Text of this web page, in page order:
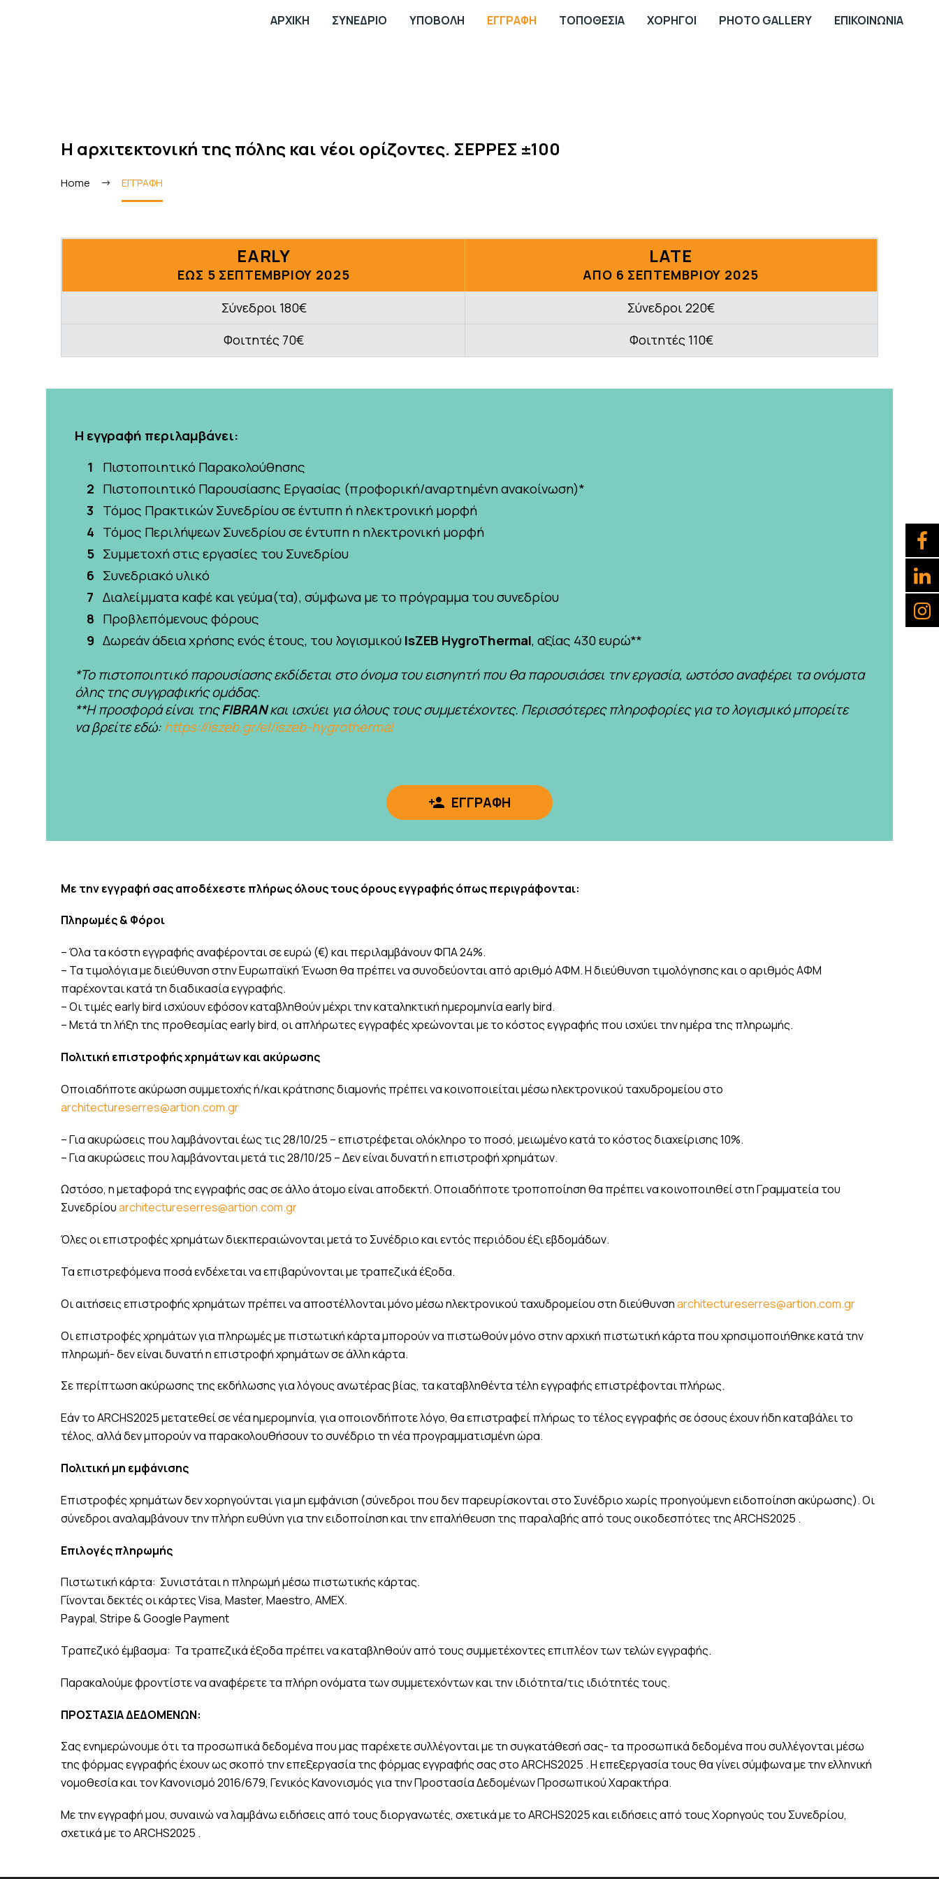
ΑΡΧΙΚΗ ΣΥΝΕΔΡΙΟ ΥΠΟΒΟΛΗ ΕΓΓΡΑΦΗ ΤΟΠΟΘΕΣΙΑ ΧΟΡΗΓΟΙ PHOTO GALLERY ΕΠΙΚΟΙΝΩΝΙΑ
Η αρχιτεκτονική της πόλης και νέοι ορίζοντες. ΣΕΡΡΕΣ ±100
Home ΕΓΓΡΑΦΗ
EARLY
ΕΩΣ 5 ΣΕΠΤΕΜΒΡΙΟΥ 2025
LATE
ΑΠΟ 6 ΣΕΠΤΕΜΒΡΙΟΥ 2025
Σύνεδροι 180€
Σύνεδροι 220€
Φοιτητές 70€
Φοιτητές 110€
Η εγγραφή περιλαμβάνει:
Πιστοποιητικό Παρακολούθησης
Πιστοποιητικό Παρουσίασης Εργασίας (προφορική/αναρτημένη ανακοίνωση)*
Τόμος Πρακτικών Συνεδρίου σε έντυπη ή ηλεκτρονική μορφή
Τόμος Περιλήψεων Συνεδρίου σε έντυπη η ηλεκτρονική μορφή
Συμμετοχή στις εργασίες του Συνεδρίου
Συνεδριακό υλικό
Διαλείμματα καφέ και γεύμα(τα), σύμφωνα με το πρόγραμμα του συνεδρίου
Προβλεπόμενους φόρους
Δωρεάν άδεια χρήσης ενός έτους, του λογισμικούIsZEB HygroThermal, αξίας 430 ευρώ**
*Το πιστοποιητικό παρουσίασης εκδίδεται στο όνομα του εισηγητή που θα παρουσιάσει την εργασία, ωστόσο αναφέρει τα ονόματα
όλης της συγγραφικής ομάδας.
**Η προσφορά είναι τηςFIBRANκαι ισχύει για όλους τους συμμετέχοντες. Περισσότερες πληροφορίες για το λογισμικό μπορείτε
να βρείτε εδώ:https://iszeb.gr/el/iszeb-hygrothermal
 ΕΓΓΡΑΦΗ
Με την εγγραφή σας αποδέχεστε πλήρως όλους τους όρους εγγραφής όπως περιγράφονται:
Πληρωμές & Φόροι
– Όλα τα κόστη εγγραφής αναφέρονται σε ευρώ (€) και περιλαμβάνουν ΦΠΑ 24%.
– Τα τιμολόγια με διεύθυνση στην Ευρωπαϊκή Ένωση θα πρέπει να συνοδεύονται από αριθμό ΑΦΜ. Η διεύθυνση τιμολόγησης και ο αριθμός ΑΦΜ
παρέχονται κατά τη διαδικασία εγγραφής.
– Οι τιμές early bird ισχύουν εφόσον καταβληθούν μέχρι την καταληκτική ημερομηνία early bird.
– Μετά τη λήξη της προθεσμίας early bird, οι απλήρωτες εγγραφές χρεώνονται με το κόστος εγγραφής που ισχύει την ημέρα της πληρωμής.
Πολιτική επιστροφής χρημάτων και ακύρωσης
Οποιαδήποτε ακύρωση συμμετοχής ή/και κράτησης διαμονής πρέπει να κοινοποιείται μέσω ηλεκτρονικού ταχυδρομείου στο
architectureserres@artion.com.gr
– Για ακυρώσεις που λαμβάνονται έως τις 28/10/25 – επιστρέφεται ολόκληρο το ποσό, μειωμένο κατά το κόστος διαχείρισης 10%.
– Για ακυρώσεις που λαμβάνονται μετά τις 28/10/25 – Δεν είναι δυνατή η επιστροφή χρημάτων.
Ωστόσο, η μεταφορά της εγγραφής σας σε άλλο άτομο είναι αποδεκτή. Οποιαδήποτε τροποποίηση θα πρέπει να κοινοποιηθεί στη Γραμματεία του
Συνεδρίουarchitectureserres@artion.com.gr
Όλες οι επιστροφές χρημάτων διεκπεραιώνονται μετά το Συνέδριο και εντός περιόδου έξι εβδομάδων.
Τα επιστρεφόμενα ποσά ενδέχεται να επιβαρύνονται με τραπεζικά έξοδα.
Οι αιτήσεις επιστροφής χρημάτων πρέπει να αποστέλλονται μόνο μέσω ηλεκτρονικού ταχυδρομείου στη διεύθυνσηarchitectureserres@artion.com.gr
Οι επιστροφές χρημάτων για πληρωμές με πιστωτική κάρτα μπορούν να πιστωθούν μόνο στην αρχική πιστωτική κάρτα που χρησιμοποιήθηκε κατά την
πληρωμή- δεν είναι δυνατή η επιστροφή χρημάτων σε άλλη κάρτα.
Σε περίπτωση ακύρωσης της εκδήλωσης για λόγους ανωτέρας βίας, τα καταβληθέντα τέλη εγγραφής επιστρέφονται πλήρως.
Εάν το ARCHS2025 μετατεθεί σε νέα ημερομηνία, για οποιονδήποτε λόγο, θα επιστραφεί πλήρως το τέλος εγγραφής σε όσους έχουν ήδη καταβάλει το
τέλος, αλλά δεν μπορούν να παρακολουθήσουν το συνέδριο τη νέα προγραμματισμένη ώρα.
Πολιτική μη εμφάνισης
Επιστροφές χρημάτων δεν χορηγούνται για μη εμφάνιση (σύνεδροι που δεν παρευρίσκονται στο Συνέδριο χωρίς προηγούμενη ειδοποίηση ακύρωσης). Οι
σύνεδροι αναλαμβάνουν την πλήρη ευθύνη για την ειδοποίηση και την επαλήθευση της παραλαβής από τους οικοδεσπότες της ARCHS2025 .
Επιλογές πληρωμής
Πιστωτική κάρτα: Συνιστάται η πληρωμή μέσω πιστωτικής κάρτας.
Γίνονται δεκτές οι κάρτες Visa, Master, Maestro, AMEX.
Paypal, Stripe & Google Payment
Τραπεζικό έμβασμα: Τα τραπεζικά έξοδα πρέπει να καταβληθούν από τους συμμετέχοντες επιπλέον των τελών εγγραφής.
Παρακαλούμε φροντίστε να αναφέρετε τα πλήρη ονόματα των συμμετεχόντων και την ιδιότητα/τις ιδιότητές τους.
ΠΡΟΣΤΑΣΙΑ ΔΕΔΟΜΕΝΩΝ:
Σας ενημερώνουμε ότι τα προσωπικά δεδομένα που μας παρέχετε συλλέγονται με τη συγκατάθεσή σας- τα προσωπικά δεδομένα που συλλέγονται μέσω
της φόρμας εγγραφής έχουν ως σκοπό την επεξεργασία της φόρμας εγγραφής σας στο ARCHS2025 . Η επεξεργασία τους θα γίνει σύμφωνα με την ελληνική
νομοθεσία και τον Κανονισμό 2016/679, Γενικός Κανονισμός για την Προστασία Δεδομένων Προσωπικού Χαρακτήρα.
Με την εγγραφή μου, συναινώ να λαμβάνω ειδήσεις από τους διοργανωτές, σχετικά με το ARCHS2025 και ειδήσεις από τους Χορηγούς του Συνεδρίου,
σχετικά με το ARCHS2025 .